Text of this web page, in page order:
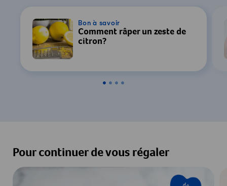
Bon à savoir
Comment râper un zeste de
citron?
Pour continuer de vous régaler